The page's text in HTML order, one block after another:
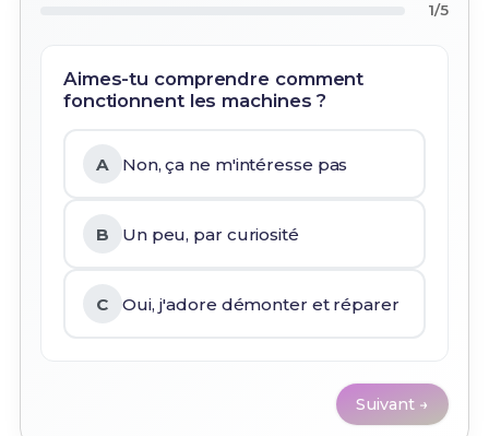
1/5
Aimes-tu comprendre comment
fonctionnent les machines ?
A Non, ça ne m'intéresse pas
B Un peu, par curiosité
C Oui, j'adore démonter et réparer
Suivant →